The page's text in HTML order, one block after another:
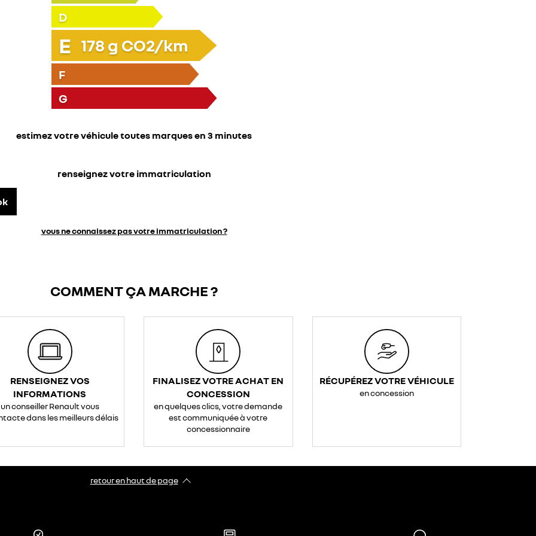
D
E 178 g CO2/km
F
G
estimez votre véhicule toutes marques en 3 minutes
renseignez votre immatriculation
vous ne connaissez pas votre immatriculation ?
COMMENT ÇA MARCHE ?
RENSEIGNEZ VOS
INFORMATIONS
un conseiller Renault vous
dans les meilleurs délais
FINALISEZ VOTRE ACHAT EN
CONCESSION
en quelques clics, votre demande
est communiquée à votre
concessionnaire
RÉCUPÉREZ VOTRE VÉHICULE
en concession
retour en haut de page​